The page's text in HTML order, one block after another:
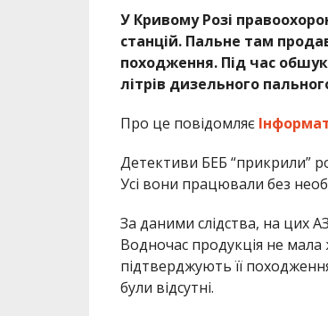
У Кривому Розі
станцій. Пальне там
походження. Під час
літрів дизельного
Про це повідомляє
Детективи БЕБ “прикрили”
Усі вони працювали без
За даними слідства, на цих
Водночас продукція не мала
підтверджують її
були відсутні.